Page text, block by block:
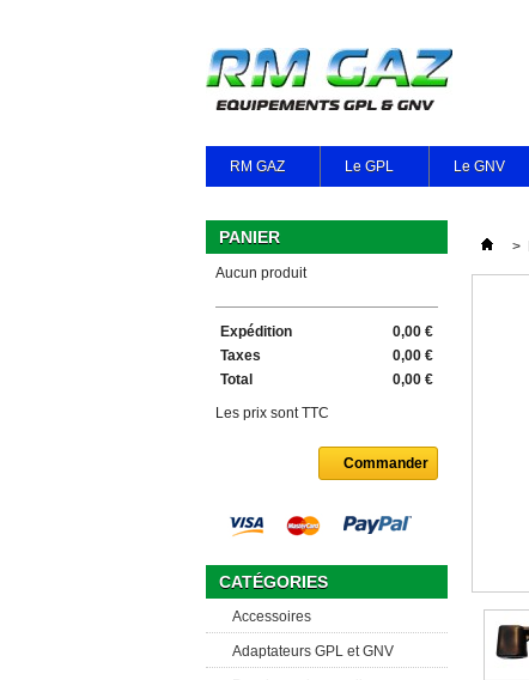
RM GAZ Le GPL Le GNV
PANIER
Aucun produit
0,00 €
Expédition
0,00 €
Taxes
0,00 €
Total
Les prix sont TTC
Commander
CATÉGORIES
Accessoires
Adaptateurs GPL et GNV
>